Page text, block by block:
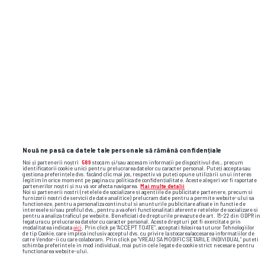
Nouă ne pasă ca datele tale personale să rămână confidențiale
Noi și partenerii noștri 589 stocăm și/sau accesăm informații pe dispozitivul dvs., precum
identificatorii cookie unici pentru prelucrarea datelor cu caracter personal. Puteți accepta sau
gestiona preferințele dvs. făcând clic mai jos, respectiv vă puteți opune utilizării unui interes
legitim în orice moment pe pagina cu politica de confidențialitate. Aceste alegeri vor fi raportate
partenerilor noștri și nu vă vor afecta navigarea. Mai multe detalii
Noi si partenerii nostri (retelele de socializare si agentiile de publicitate partenere, precum si
furnizorii nostri de servicii de date analitice) prelucram date pentru a permite website-ului sa
functioneze, pentru a personaliza continutul si anunturile publicitare afisate in functie de
interesele si/sau profilul dvs., pentru a va oferi functionalitati aferente retelelor de socializare si
pentru a analiza traficul pe website. Beneficiati de drepturile prevazute de art. 15-22 din GDPR in
legatura cu prelucrarea datelor cu caracter personal. Aceste drepturi pot fi exercitate prin
modalitatea indicataaici
. Prin click pe “ACCEPT TOATE”, acceptati folosirea tuturor Tehnologiilor
de tip Cookie, care implica inclusiv acceptul dvs. cu privire la stocarea/accesarea informatiilor de
catre Vendor-ii cu care colaboram. Prin click pe “VREAU SA MODIFIC SETARILE INDIVIDUAL” puteti
schimba preferintele in mod individual, mai putin cele legate de cookie strict necesare pentru
functionarea website-ului.